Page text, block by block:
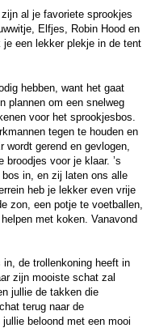
al je favoriete sprookjes
Elfjes, Robin Hood en
een lekker plekje in de tent
hebben, want het gaat
plannen om een snelweg
voor het sprookjesbos.
tegen te houden en
gerend en gevlogen,
voor je klaar. ’s
in, en zij laten ons alle
heb je lekker even vrije
zon, een potje te voetballen,
met koken. Vanavond
de trollenkoning heeft in
zijn mooiste schat zal
jullie de takken die
terug naar de
beloond met een mooi